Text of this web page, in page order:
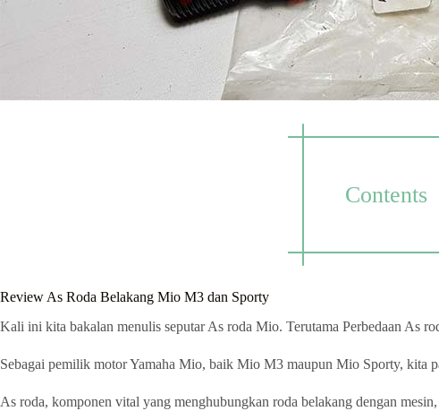
Contents
Review As Roda Belakang Mio M3 dan Sporty
Kali ini kita bakalan menulis seputar As roda Mio. Terutama Perbedaan As
Sebagai pemilik motor Yamaha Mio, baik Mio M3 maupun Mio Sporty, kita
As roda, komponen vital yang menghubungkan roda belakang dengan